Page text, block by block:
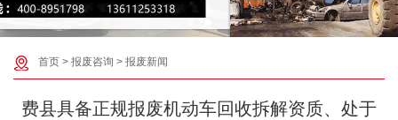
首页 > 报废咨询 > 报废新闻
费县具备正规报废机动车回收拆解资质、处于